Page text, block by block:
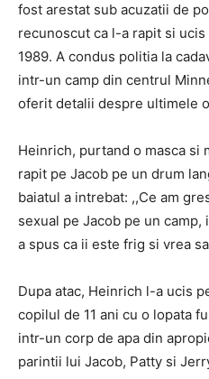
fost arestat sub acuzatii de
recunoscut ca l-a rapit si
1989. A condus politia la
intr-un camp din centrul
oferit detalii despre ultimele
Heinrich, purtand o masca si
rapit pe Jacob pe un drum
baiatul a intrebat: ,,Ce am
sexual pe Jacob pe un
a spus ca ii este frig si vrea
Dupa atac, Heinrich l-a ucis
copilul de 11 ani cu o lopata
intr-un corp de apa din
parintii lui Jacob, Patty si